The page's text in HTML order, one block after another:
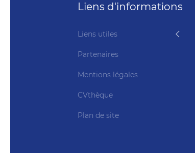
Liens d'informations
Liens utiles
Partenaires
Mentions légales
CVthèque
Plan de site